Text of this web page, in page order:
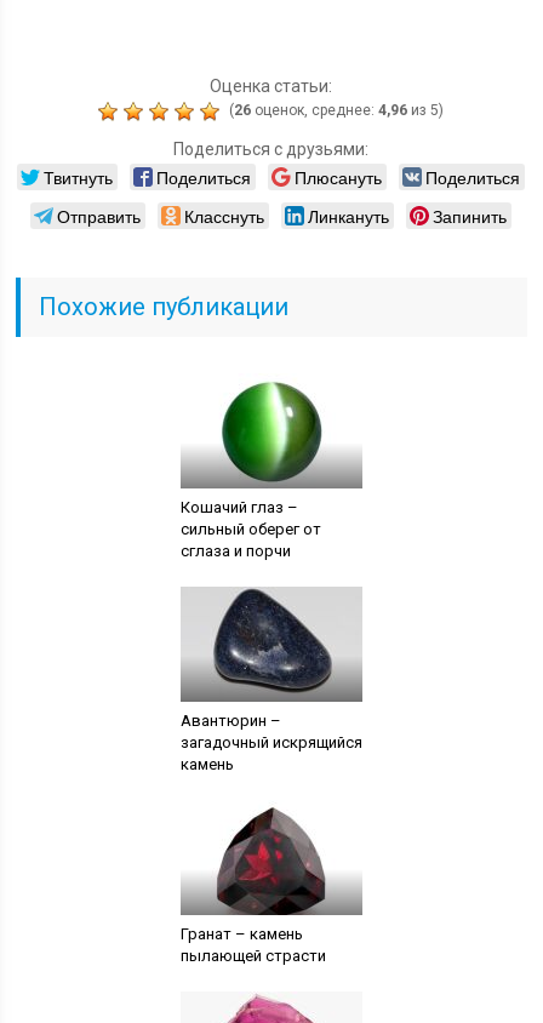
Оценка статьи:
(26 оценок, среднее:4,96 из 5)
Поделиться с друзьями:
Твитнуть Поделиться Плюсануть
Поделиться
Отправить
Класснуть Линкануть Запинить
Похожие публикации
Кошачий глаз –
сильный оберег от
сглаза и порчи
Авантюрин –
загадочный искрящийся
камень
Гранат – камень
пылающей страсти